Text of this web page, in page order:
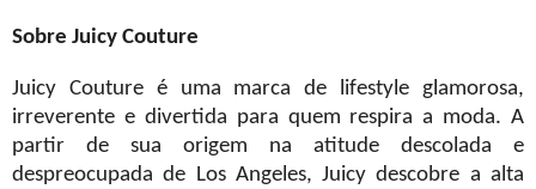
Sobre Juicy Couture
Juicy Couture é uma marca de lifestyle glamorosa,
irreverente e divertida para quem respira a moda. A
partir de sua origem na atitude descolada e
despreocupada de Los Angeles, Juicy descobre a alta